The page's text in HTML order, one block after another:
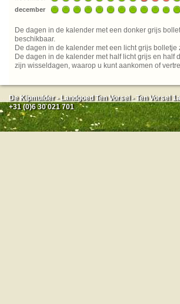
december
De dagen in de kalender met een donker grijs
beschikbaar.
De dagen in de kalender met een licht grijs bolletje
De dagen in de kalender met half licht grijs en half
zijn wisseldagen, waarop u kunt aankomen of
De Kipmulder - Landgoed Ten Vorsel - Ten Vorsel
+31 (0)6 30 021 701